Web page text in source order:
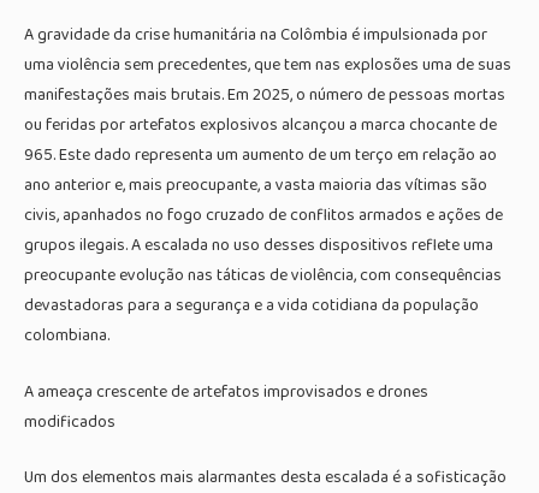
A gravidade da crise humanitária na Colômbia é impulsionada por
uma violência sem precedentes, que tem nas explosões uma de suas
manifestações mais brutais. Em 2025, o número de pessoas mortas
ou feridas por artefatos explosivos alcançou a marca chocante de
965. Este dado representa um aumento de um terço em relação ao
ano anterior e, mais preocupante, a vasta maioria das vítimas são
civis, apanhados no fogo cruzado de conflitos armados e ações de
grupos ilegais. A escalada no uso desses dispositivos reflete uma
preocupante evolução nas táticas de violência, com consequências
devastadoras para a segurança e a vida cotidiana da população
colombiana.
A ameaça crescente de artefatos improvisados e drones
modificados
Um dos elementos mais alarmantes desta escalada é a sofisticação